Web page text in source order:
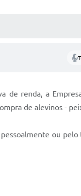
renda, a
de alevinos -
ou